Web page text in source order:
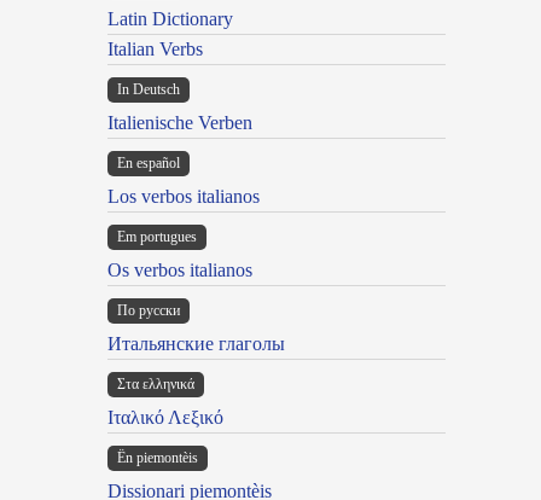
Latin Dictionary
Italian Verbs
In Deutsch
Italienische Verben
En español
Los verbos italianos
Em portugues
Os verbos italianos
По русски
Итальянские глаголы
Στα ελληνικά
Ιταλικό Λεξικό
Ën piemontèis
Dissionari piemontèis